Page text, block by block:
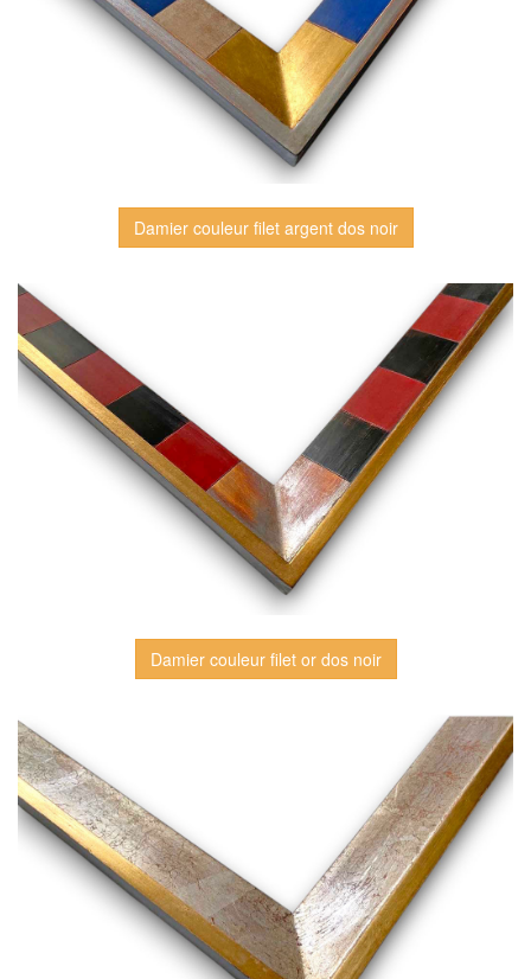
Damier couleur filet argent dos noir
Damier couleur filet or dos noir